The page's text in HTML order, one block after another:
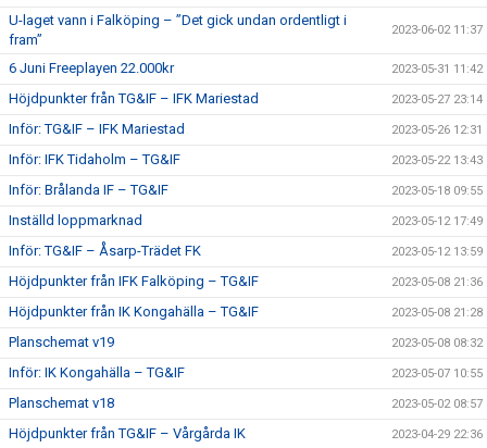
U-laget vann i Falköping – ”Det gick undan ordentligt i
fram”
2023-06-02 11:37
6 Juni Freeplayen 22.000kr 2023-05-31 11:42
Höjdpunkter från TG&IF – IFK Mariestad 2023-05-27 23:14
Inför: TG&IF – IFK Mariestad 2023-05-26 12:31
Inför: IFK Tidaholm – TG&IF 2023-05-22 13:43
Inför: Brålanda IF – TG&IF 2023-05-18 09:55
Inställd loppmarknad 2023-05-12 17:49
Inför: TG&IF – Åsarp-Trädet FK 2023-05-12 13:59
Höjdpunkter från IFK Falköping – TG&IF 2023-05-08 21:36
Höjdpunkter från IK Kongahälla – TG&IF 2023-05-08 21:28
Planschemat v19 2023-05-08 08:32
Inför: IK Kongahälla – TG&IF 2023-05-07 10:55
Planschemat v18 2023-05-02 08:57
Höjdpunkter från TG&IF – Vårgårda IK 2023-04-29 22:36